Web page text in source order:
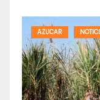
AZUCAR